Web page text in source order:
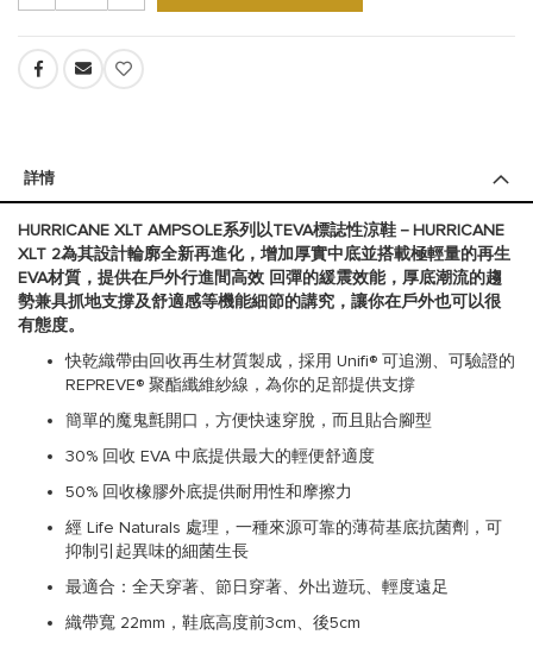
詳情
HURRICANE XLT AMPSOLE系列以TEVA標誌性涼鞋－HURRICANE
XLT 2為其設計輪廓全新再進化，增加厚實中底並搭載極輕量的再生
EVA材質，提供在戶外行進間高效 回彈的緩震效能，厚底潮流的趨
勢兼具抓地支撐及舒適感等機能細節的講究，讓你在戶外也可以很
有態度。
快乾織帶由回收再生材質製成，採用 Unifi® 可追溯、可驗證的
REPREVE® 聚酯纖維紗線，為你的足部提供支撐
簡單的魔鬼氈開口，方便快速穿脫，而且貼合腳型
30% 回收 EVA 中底提供最大的輕便舒適度
50% 回收橡膠外底提供耐用性和摩擦力
經 Life Naturals 處理，一種來源可靠的薄荷基底抗菌劑，可
抑制引起異味的細菌生長
最適合：全天穿著、節日穿著、外出遊玩、輕度遠足
織帶寬 22mm，鞋底高度前3cm、後5cm